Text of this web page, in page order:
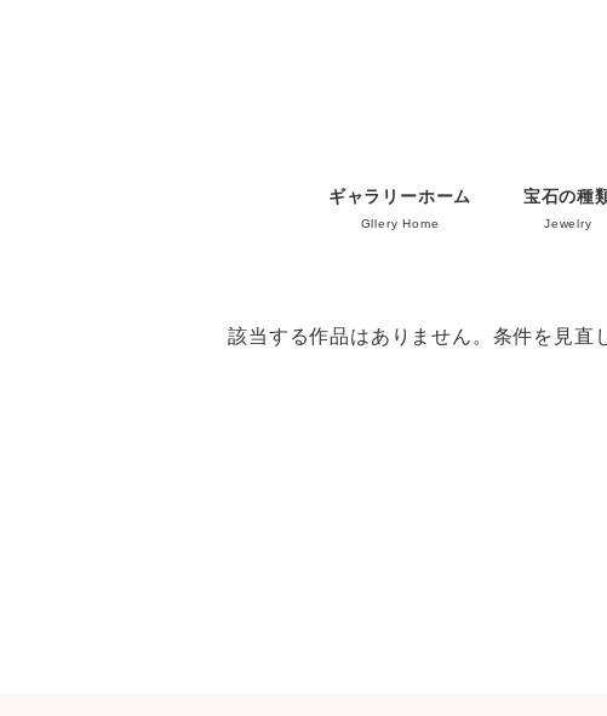
ギャラリーホーム
Gllery Home
宝石の種
Jewelry
該当する作品はありません。条件を見直